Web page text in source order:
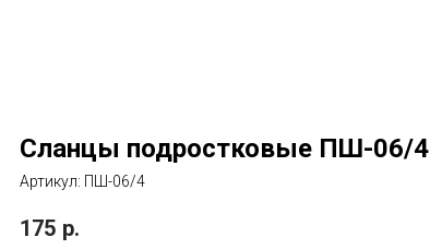
Сланцы подростковые ПШ-06/4
Артикул: ПШ-06/4
175 р.